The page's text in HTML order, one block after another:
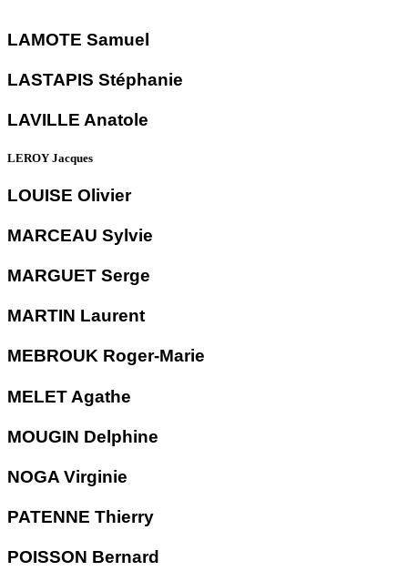
LAMOTE Samuel
LASTAPIS Stéphanie
LAVILLE Anatole
LEROY Jacques
LOUISE Olivier
MARCEAU Sylvie
MARGUET Serge
MARTIN Laurent
MEBROUK Roger-Marie
MELET Agathe
MOUGIN Delphine
NOGA Virginie
PATENNE Thierry
POISSON Bernard